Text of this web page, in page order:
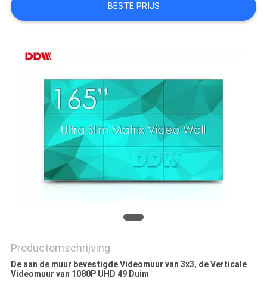
SITEMAP
PRIVACY
POLICY
BESTE PRIJS
Productomschrijving
De aan de muur bevestigde Videomuur van 3x3, de Verticale
Videomuur van 1080P UHD 49 Duim